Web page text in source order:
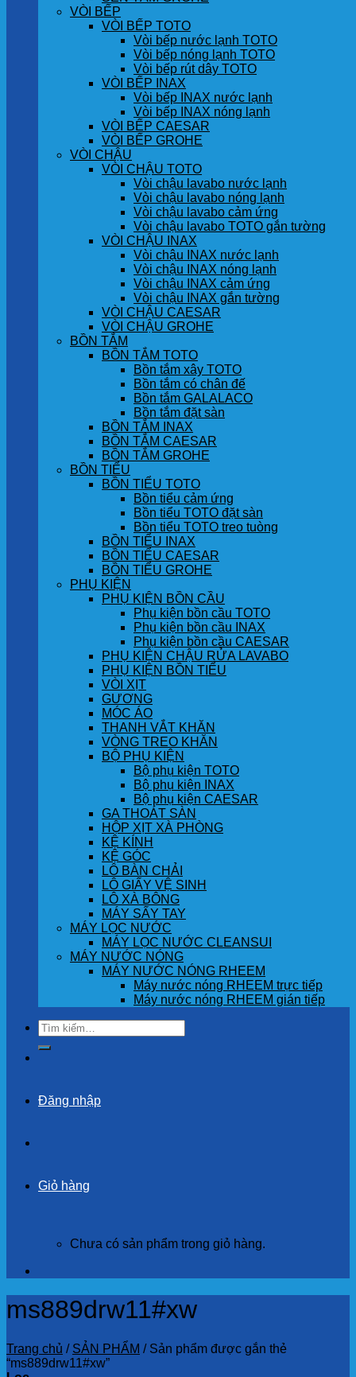
VÒI BẾP
VÒI BẾP TOTO
Vòi bếp nước lạnh TOTO
Vòi bếp nóng lạnh TOTO
Vòi bếp rút dây TOTO
VÒI BẾP INAX
Vòi bếp INAX nước lạnh
Vòi bếp INAX nóng lạnh
VÒI BẾP CAESAR
VÒI BẾP GROHE
VÒI CHẬU
VÒI CHẬU TOTO
Vòi chậu lavabo nước lạnh
Vòi chậu lavabo nóng lạnh
Vòi chậu lavabo cảm ứng
Vòi chậu lavabo TOTO gắn tường
VÒI CHẬU INAX
Vòi chậu INAX nước lạnh
Vòi chậu INAX nóng lạnh
Vòi chậu INAX cảm ứng
Vòi chậu INAX gắn tường
VÒI CHẬU CAESAR
VÒI CHẬU GROHE
BỒN TẮM
BỒN TẮM TOTO
Bồn tắm xây TOTO
Bồn tắm có chân đế
Bồn tắm GALALACO
Bồn tắm đặt sàn
BỒN TẮM INAX
BỒN TẮM CAESAR
BỒN TẮM GROHE
BỒN TIỂU
BỒN TIỂU TOTO
Bồn tiểu cảm ứng
Bồn tiểu TOTO đặt sàn
Bồn tiểu TOTO treo tuòng
BỒN TIỂU INAX
BỒN TIỂU CAESAR
BỒN TIỂU GROHE
PHỤ KIỆN
PHỤ KIỆN BỒN CẦU
Phụ kiện bồn cầu TOTO
Phụ kiện bồn cầu INAX
Phụ kiện bồn cầu CAESAR
PHỤ KIỆN CHẬU RỬA LAVABO
PHỤ KIỆN BỒN TIỂU
VÒI XỊT
GƯƠNG
MÓC ÁO
THANH VẮT KHĂN
VÒNG TREO KHĂN
BỘ PHỤ KIỆN
Bộ phụ kiện TOTO
Bộ phụ kiện INAX
Bộ phụ kiện CAESAR
GA THOÁT SÀN
HỘP XỊT XÀ PHÒNG
KỆ KÍNH
KỆ GÓC
LÔ BÀN CHẢI
LÔ GIẤY VỆ SINH
LÔ XÀ BÔNG
MÁY SẤY TAY
MÁY LỌC NƯỚC
MÁY LỌC NƯỚC CLEANSUI
MÁY NƯỚC NÓNG
MÁY NƯỚC NÓNG RHEEM
Máy nước nóng RHEEM trực tiếp
Máy nước nóng RHEEM gián tiếp
Tìm
kiếm:
Đăng nhập
Giỏ hàng
Chưa có sản phẩm trong giỏ hàng.
ms889drw11#xw
Trang chủ / SẢN PHẨM /Sản phẩm được gắn thẻ
“ms889drw11#xw”